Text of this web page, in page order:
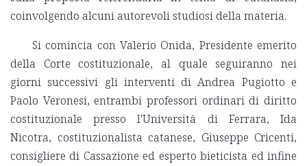
coinvolgendo alcuni autorevoli studiosi della materia.
Si comincia con Valerio Onida, Presidente emerito
della Corte costituzionale, al quale seguiranno nei
giorni successivi gli interventi di Andrea Pugiotto e
Paolo Veronesi, entrambi professori ordinari di diritto
costituzionale presso l'Università di Ferrara, Ida
Nicotra, costituzionalista catanese, Giuseppe Cricenti,
consigliere di Cassazione ed esperto bieticista ed infine